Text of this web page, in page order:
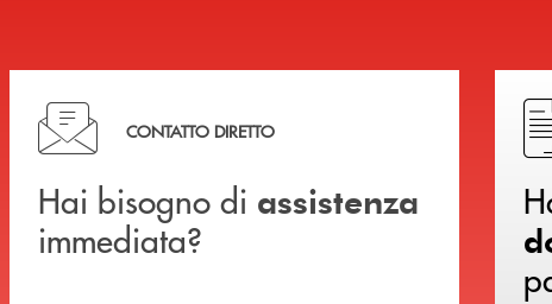
Hai bisogno di assistenza immediata?
CONTATTO DIRETTO
Hai bisogno di assistenza
immediata?